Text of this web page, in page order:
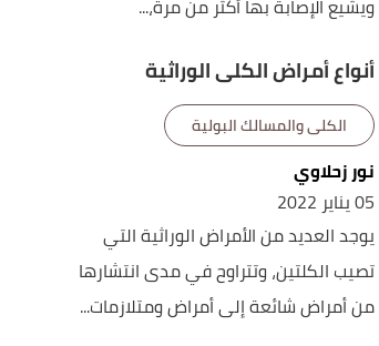
ويشيع الإصابة بها أكثر من مرة،...
أنواع أمراض الكلى الوراثية
الكلى والمسالك البولية
نور زحلاوي
05 يناير 2022
يوجد العديد من الأمراض الوراثية التي
تصيب الكلتين، وتتراوح في مدى انتشارها
من أمراض شائعة إلى أمراض ومتلازمات...